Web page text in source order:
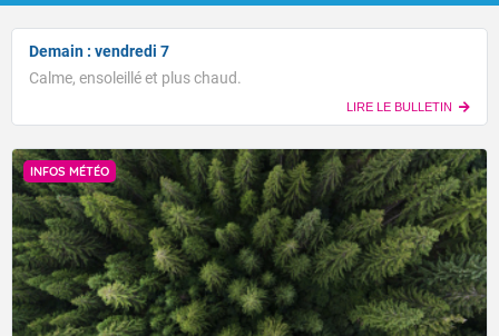
Demain : vendredi 7
Calme, ensoleillé et plus chaud.
LIRE LE BULLETIN
INFOS MÉTÉO